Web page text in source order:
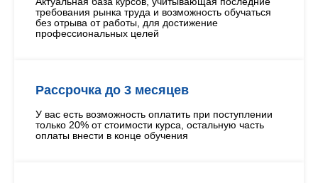
требования рынка труда и возможность обучаться
без отрыва от работы, для достижение
профессиональных целей
Рассрочка до 3 месяцев
У вас есть возможность оплатить при поступлении
только 20% от стоимости курса, остальную часть
оплаты внести в конце обучения